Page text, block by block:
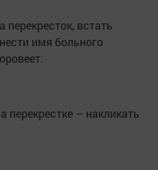
встать
имя больного
перекрестке – накликать